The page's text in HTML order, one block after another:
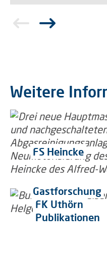
Weitere
FS Heincke
Gastforschung
FK Uthörn
Publikationen